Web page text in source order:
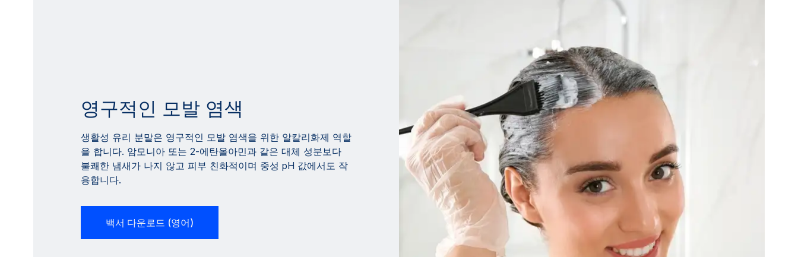
영구적인 모발 염색
생활성 유리 분말은 영구적인 모발 염색을 위한 알칼리화제 역할
을 합니다. 암모니아 또는 2-에탄올아민과 같은 대체 성분보다
불쾌한 냄새가 나지 않고 피부 친화적이며 중성 pH 값에서도 작
용합니다.
백서 다운로드 (영어)